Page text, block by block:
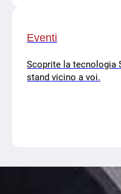
Eventi
Scoprite la tecnologia
stand vicino a voi.